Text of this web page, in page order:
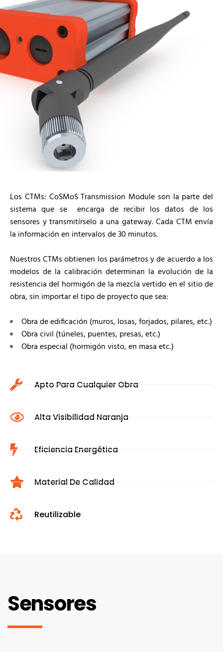
Los CTMs: CoSMoS Transmission Module son la parte del
sistema que se encarga de recibir los datos de los
sensores y transmitírselo a una gateway. Cada CTM envía
la información en intervalos de 30 minutos.
Nuestros CTMs obtienen los parámetros y de acuerdo a los
modelos de la calibración determinan la evolución de la
resistencia del hormigón de la mezcla vertido en el sitio de
obra, sin importar el tipo de proyecto que sea:
Obra de edificación (muros, losas, forjados, pilares, etc.)
Obra civil (túneles, puentes, presas, etc.)
Obra especial (hormigón visto, en masa etc.)
Apto Para Cualquier Obra
Alta Visibilidad Naranja
Eficiencia Energética
Material De Calidad
Reutilizable
Sensores